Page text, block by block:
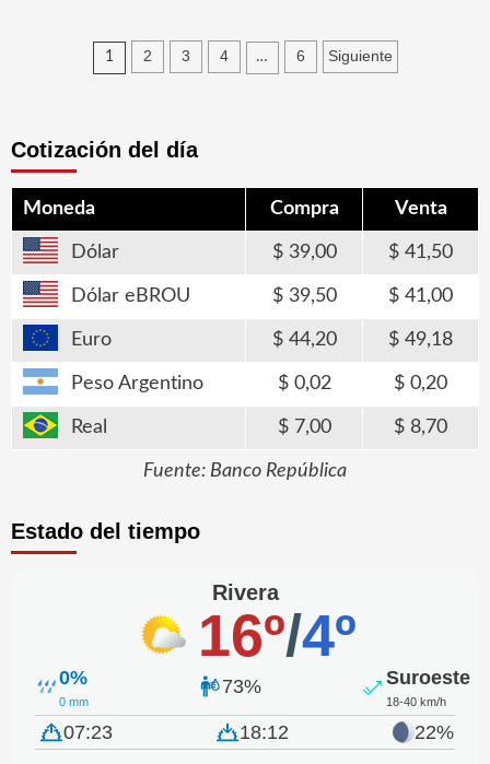
Paginación
1 2 3 4 … 6 Siguiente
Cotización del día
Moneda Compra Venta
Dólar 39,00 41,50
Dólar eBROU 39,50 41,00
Euro 44,20 49,18
Peso Argentino 0,02 0,20
Real 7,00 8,70
Fuente: Banco República
Estado del tiempo
Rivera
16º/4º
0%
0 mm
73% Suroeste
18-40 km/h
07:23 18:12 22%